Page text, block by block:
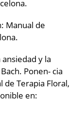
Manual de
ansiedad y la
Ponen- cia
de Terapia Floral,
en: